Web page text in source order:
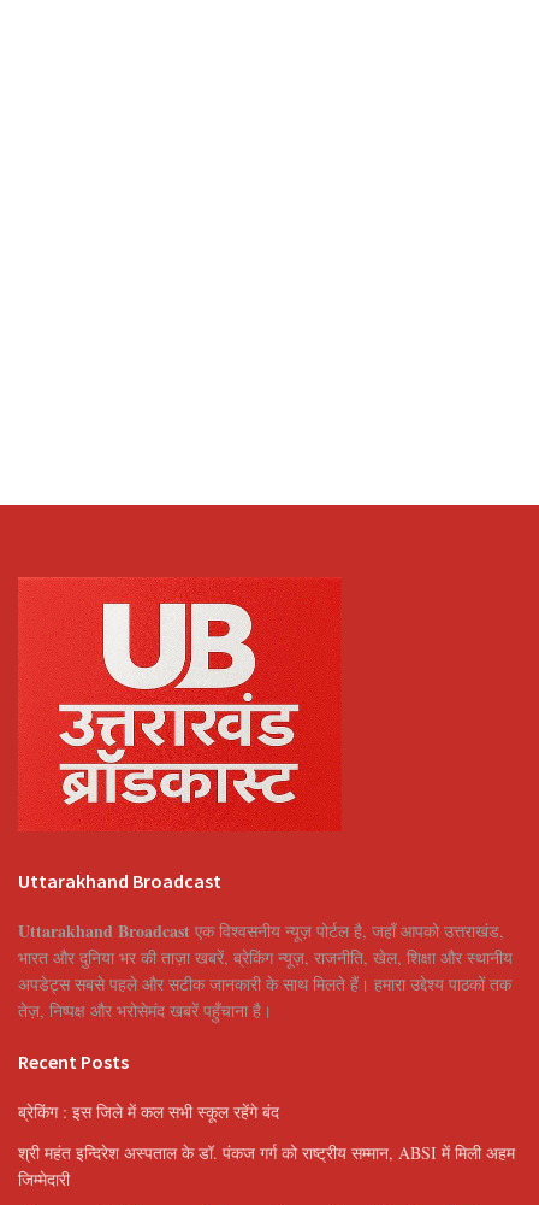
Uttarakhand Broadcast
Uttarakhand Broadcast एक विश्वसनीय न्यूज़ पोर्टल है, जहाँ आपको उत्तराखंड,
भारत और दुनिया भर की ताज़ा खबरें, ब्रेकिंग न्यूज़, राजनीति, खेल, शिक्षा और स्थानीय
अपडेट्स सबसे पहले और सटीक जानकारी के साथ मिलते हैं। हमारा उद्देश्य पाठकों तक
तेज़, निष्पक्ष और भरोसेमंद खबरें पहुँचाना है।
Recent Posts
ब्रेकिंग : इस जिले में कल सभी स्कूल रहेंगे बंद
श्री महंत इन्दिरेश अस्पताल के डॉ. पंकज गर्ग को राष्ट्रीय सम्मान, ABSI में मिली अहम
जिम्मेदारी